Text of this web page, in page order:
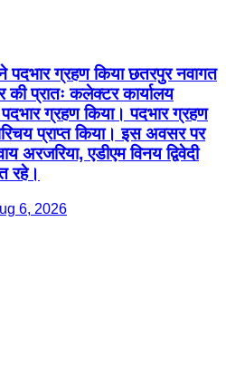
पदभार ग्रहण किया छतरपुर नवागत
प्रातः कलेक्टर कार्यालय
ग्रहण किया। पदभार ग्रहण
प्राप्त किया। इस अवसर पर
अरजरिया, एडीएम विनय द्विवेदी
रहे।
6, 2026